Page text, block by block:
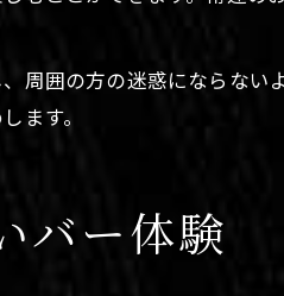
周囲の方の迷惑にならない
ます。
バー体験